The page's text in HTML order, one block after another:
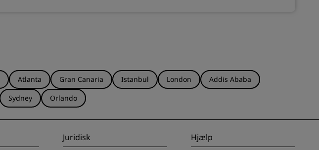
Atlanta Gran Canaria Istanbul London
Addis Ababa
Sydney Orlando
Juridisk Hjælp